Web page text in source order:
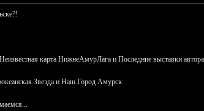
карта НижнеАмурЛага и Последние выставки
Звезда и Наш Город Амурск